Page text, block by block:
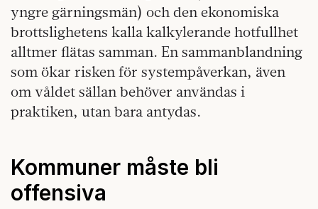
yngre gärningsmän) och den ekonomiska
brottslighetens kalla kalkylerande hotfullhet
alltmer flätas samman. En sammanblandning
som ökar risken för systempåverkan, även
om våldet sällan behöver användas i
praktiken, utan bara antydas.
Kommuner måste bli
offensiva